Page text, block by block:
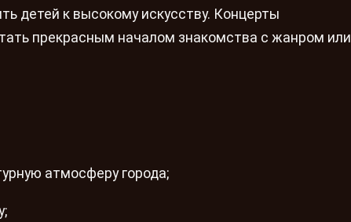
детей к высокому искусству. Концерты
прекрасным началом знакомства с жанром или
атмосферу города;